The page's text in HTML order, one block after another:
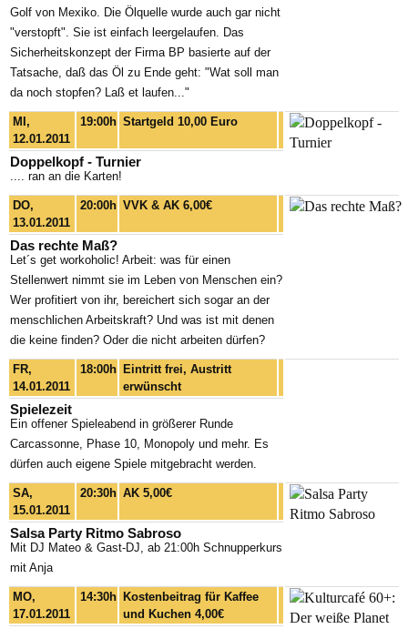
Golf von Mexiko. Die Ölquelle wurde auch gar nicht
"verstopft". Sie ist einfach leergelaufen. Das
Sicherheitskonzept der Firma BP basierte auf der
Tatsache, daß das Öl zu Ende geht: "Wat soll man
da noch stopfen? Laß et laufen..."
MI,
12.01.2011
19:00h Startgeld 10,00 Euro
Doppelkopf - Turnier
.... ran an die Karten!
DO,
13.01.2011
20:00h VVK & AK 6,00€
Das rechte Maß?
Let´s get workoholic! Arbeit: was für einen
Stellenwert nimmt sie im Leben von Menschen ein?
Wer profitiert von ihr, bereichert sich sogar an der
menschlichen Arbeitskraft? Und was ist mit denen
die keine finden? Oder die nicht arbeiten dürfen?
FR,
14.01.2011
18:00h Eintritt frei, Austritt
erwünscht
Spielezeit
Ein offener Spieleabend in größerer Runde
Carcassonne, Phase 10, Monopoly und mehr. Es
dürfen auch eigene Spiele mitgebracht werden.
SA,
15.01.2011
20:30h AK 5,00€
Salsa Party Ritmo Sabroso
Mit DJ Mateo & Gast-DJ, ab 21:00h Schnupperkurs
mit Anja
MO,
17.01.2011
14:30h Kostenbeitrag für Kaffee
und Kuchen 4,00€